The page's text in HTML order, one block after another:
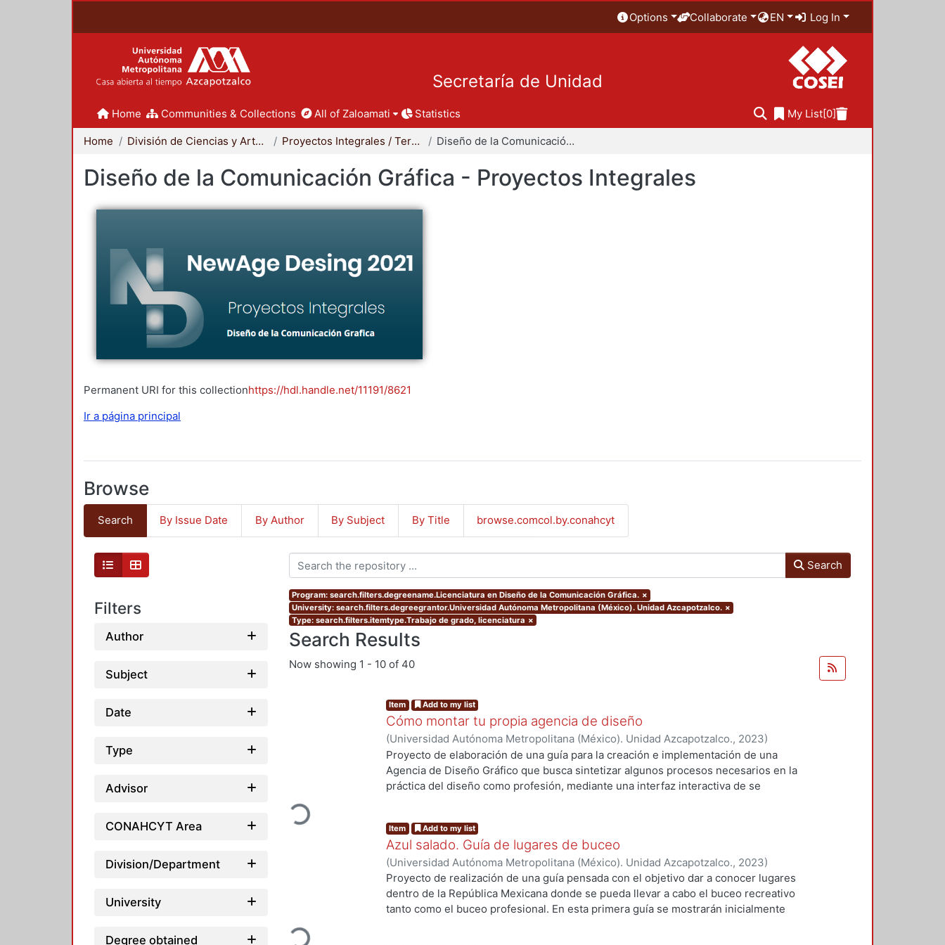
Options Collaborate EN Log In
Secretaría de Unidad
Home Communities & Collections All of Zaloamati Statistics My List[0]
Home División de Ciencias y Artes para el Diseño Proyectos Integrales / Terminales - Licenciatura Diseño de la Comunicación Gráfica - Proyectos Integrales
Diseño de la Comunicación Gráfica - Proyectos Integrales
Permanent URI for this collectionhttps://hdl.handle.net/11191/8621
Ir a página principal
Browse
Search By Issue Date By Author By Subject By Title browse.comcol.by.conahcyt
Filters
Author
Subject
Date
Type
Advisor
CONAHCYT Area
Division/Department
University
Degree obtained
Search
Program: search.filters.degreename.Licenciatura en Diseño de la Comunicación Gráfica. ×
University: search.filters.degreegrantor.Universidad Autónoma Metropolitana (México). Unidad Azcapotzalco. ×
Type: search.filters.itemtype.Trabajo de grado, licenciatura ×
Search Results
Now showing 1 - 10 of 40
Loading...
Item Add to my list
Cómo montar tu propia agencia de diseño
(Universidad Autónoma Metropolitana (México). Unidad Azcapotzalco., 2023)
Brígido Torres, Julio Eduardo
Proyecto de elaboración de una guía para la creación e implementación de una
Agencia de Diseño Gráfico que busca sintetizar algunos procesos necesarios en la
práctica del diseño como profesión, mediante una interfaz interactiva de se
Item Add to my list
Azul salado. Guía de lugares de buceo
(Universidad Autónoma Metropolitana (México). Unidad Azcapotzalco., 2023)
González Elizarrarás, Lizzauli;Aguilar Arana, Jessica Karen
Proyecto de realización de una guía pensada con el objetivo dar a conocer lugares
dentro de la República Mexicana donde se pueda llevar a cabo el buceo recreativo
tanto como el buceo profesional. En esta primera guía se mostrarán inicialmente